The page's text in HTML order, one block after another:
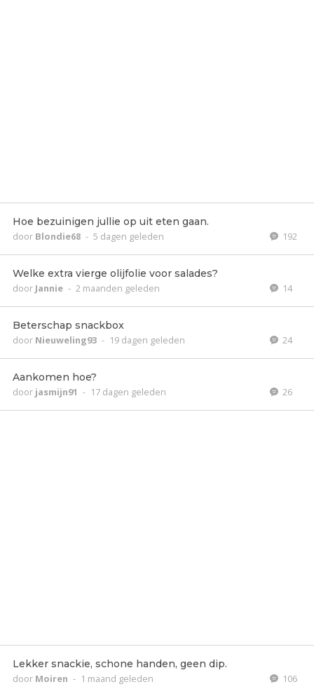
Hoe bezuinigen jullie op uit eten gaan.
door Blondie68 - 5 dagen geleden 192
Welke extra vierge olijfolie voor salades?
door Jannie - 2 maanden geleden 14
Beterschap snackbox
door Nieuweling93 - 19 dagen geleden 24
Aankomen hoe?
door jasmijn91 - 17 dagen geleden 26
Lekker snackie, schone handen, geen dip.
door Moiren - 1 maand geleden 106